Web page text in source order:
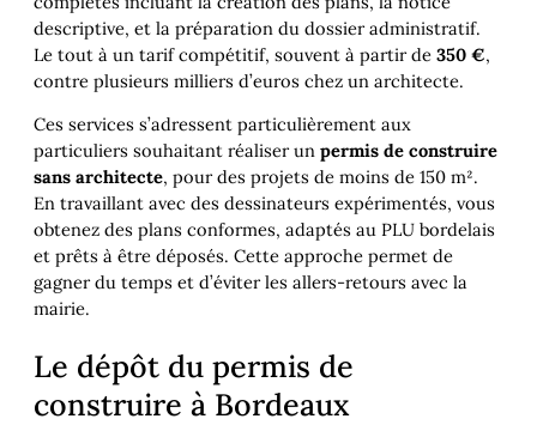
descriptive, et la préparation du dossier administratif.
Le tout à un tarif compétitif, souvent à partir de 350 €,
contre plusieurs milliers d’euros chez un architecte.
Ces services s’adressent particulièrement aux
particuliers souhaitant réaliser un permis de construire
sans architecte, pour des projets de moins de 150 m².
En travaillant avec des dessinateurs expérimentés, vous
obtenez des plans conformes, adaptés au PLU bordelais
et prêts à être déposés. Cette approche permet de
gagner du temps et d’éviter les allers-retours avec la
mairie.
Le dépôt du permis de
construire à Bordeaux